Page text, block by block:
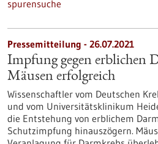
spurensuche
Pressemitteilung - 26.07.2021
Impfung gegen erblichen
Mäusen erfolgreich
Wissenschaftler vom Deutschen
und vom Universitätsklinikum
die Entstehung von erblichem
Schutzimpfung hinauszögern.